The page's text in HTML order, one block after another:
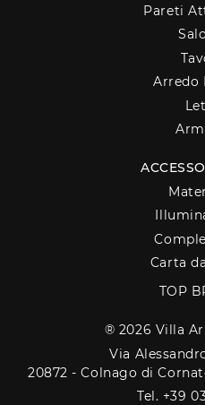
Pareti
Arredo
Carta
TOP
® 2026 Villa
Via
20872 - Colnago di
Tel. +39